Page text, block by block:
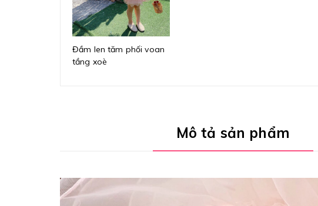
Đầm len tăm phối voan
tầng xoè
Mô tả sản phẩm